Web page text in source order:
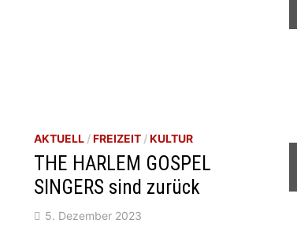
AKTUELL /FREIZEIT /KULTUR
THE HARLEM GOSPEL
SINGERS sind zurück
5. Dezember 2023